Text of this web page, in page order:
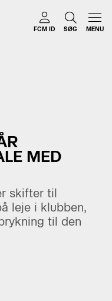
FCM ID SØG MENU
MED
skifter til
leje i klubben,
til den